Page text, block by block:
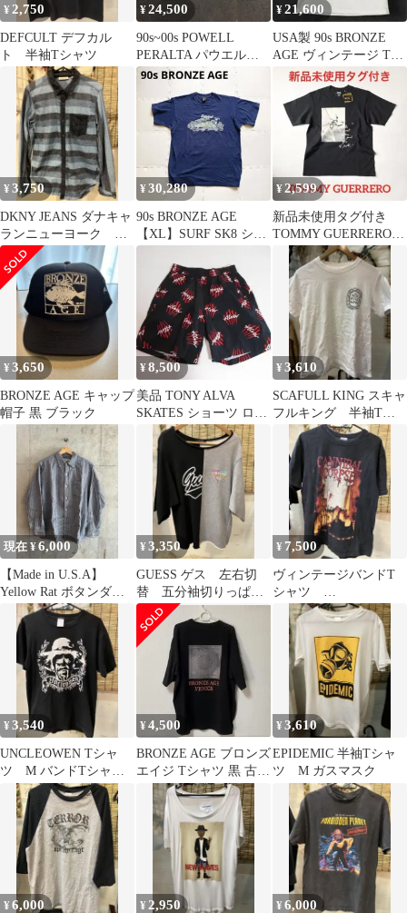
¥ 2,750
DEFCULT デフカル
ト 半袖Tシャツ
¥24,500
90s~00s POWELL
PERALTA パウエル
BONES Tシャツ
¥21,600
USA製 90s BRONZE
AGE ヴィンテージ Tシ
ャツ 26ツ457
¥3,750
DKNY JEANS ダナキャ
ランニューヨーク レ
ア柄デニムシャツ S
ボーダー
¥30,280
90s BRONZE AGE
【XL】SURF SK8 シン
グルステッチ
¥2,599
新品未使用タグ付き
TOMMY GUERRERO
トミーゲレロ Ｔシャツ
スケボー
¥3,650
BRONZE AGE キャップ
帽子 黒 ブラック
¥8,500
美品 TONY ALVA
SKATES ショーツ ロゴ
総柄 ショーツ 黒 M
¥3,610
SCAFULL KING スキャ
フルキング 半袖Tシ
ャツ S バンドTシャツ
現在 ¥6,000
【Made in U.S.A】
Yellow Rat ボタンダウ
ンストライプシャツ
¥3,350
GUESS ゲス 左右切
替 五分袖切りっぱな
しスウェットトレーナ
ー L
¥ 7,500
ヴィンテージバンドT
シャツ
CANNIBALCORPSE T
シャツ M 2006
¥3,540
UNCLEOWEN Tシャ
ツ M バンドTシャツ
バンTアンクルオーウ
ェン
¥4,500
BRONZE AGE ブロンズ
エイジ Tシャツ 黒 古着
Mサイズ
¥3,610
EPIDEMIC 半袖Tシャ
ツ M ガスマスク
¥6,000 ¥ 2,950 ¥6,000